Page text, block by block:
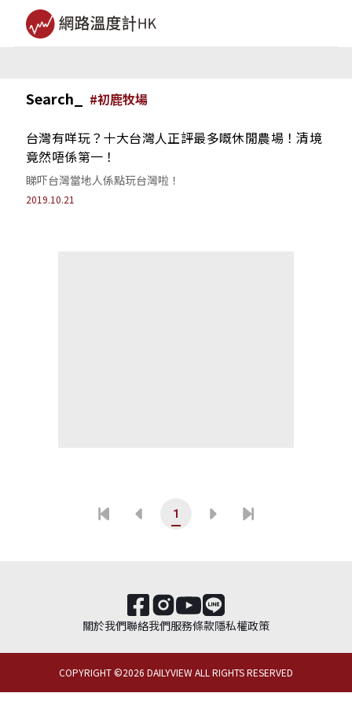
Search_ #初鹿牧場
台灣有咩玩？十大台灣人正評最多嘅休閒農場！清境
竟然唔係第一！
睇吓台灣當地人係點玩台灣啦！
2019.10.21
1
關於我們聯絡我們服務條款隱私權政策
COPYRIGHT ©2026 DAILYVIEW ALL RIGHTS RESERVED